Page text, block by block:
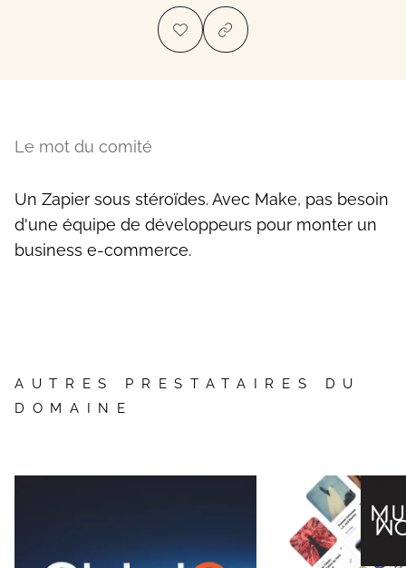
Le mot du comité
Un Zapier sous stéroïdes. Avec Make, pas besoin
d'une équipe de développeurs pour monter un
business e-commerce.
AUTRES PRESTATAIRES DU
DOMAINE